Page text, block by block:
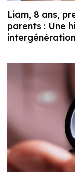
Liam, 8 ans,
parents : Une